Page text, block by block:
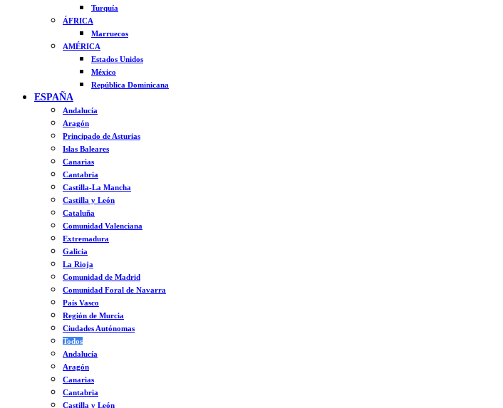
Turquía
ÁFRICA
Marruecos
AMÉRICA
Estados Unidos
México
República Dominicana
ESPAÑA
Andalucía
Aragón
Principado de Asturias
Islas Baleares
Canarias
Cantabria
Castilla-La Mancha
Castilla y León
Cataluña
Comunidad Valenciana
Extremadura
Galicia
La Rioja
Comunidad de Madrid
Comunidad Foral de Navarra
País Vasco
Región de Murcia
Ciudades Autónomas
Todos
Andalucía
Aragón
Canarias
Cantabria
Castilla y León